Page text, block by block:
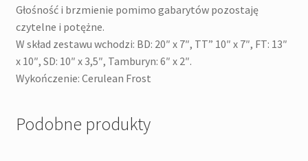
Głośność i brzmienie pomimo gabarytów pozostaję
czytelne i potężne.
W skład zestawu wchodzi: BD: 20″ x 7″, TT” 10″ x 7″, FT: 13″
x 10″, SD: 10″ x 3,5″, Tamburyn: 6″ x 2″.
Wykończenie: Cerulean Frost
Podobne produkty